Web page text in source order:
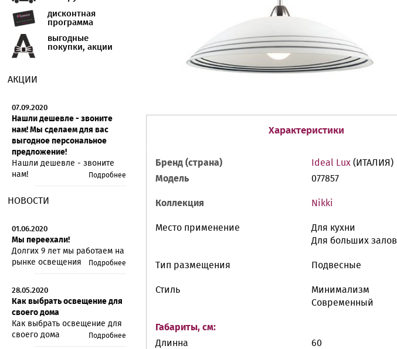
дисконтная
программа
выгодные
покупки, акции
АКЦИИ
07.09.2020
Нашли дешевле - звоните
нам! Мы сделаем для вас
выгодное персональное
предложение!
Нашли дешевле - звоните
нам!
Подробнее
НОВОСТИ
01.06.2020
Мы переехали!
Долгих 9 лет мы работаем на
рынке освещения
Подробнее
28.05.2020
Как выбрать освещение для
своего дома
Как выбрать освещение для
своего дома
Подробнее
Характеристики
Бренд (страна) Ideal Lux(ИТАЛИЯ)
Модель
077857
Коллекция Nikki
Место применение
Для кухни
Для больших залов
Тип размещения Подвесные
Стиль
Минимализм
Современный
Габариты, см:
Длинна
60